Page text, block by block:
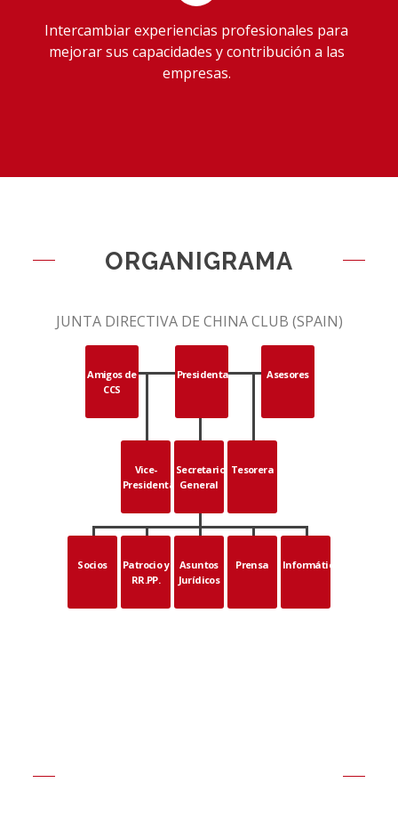
Intercambiar experiencias profesionales para
mejorar sus capacidades y contribución a las
empresas.
ORGANIGRAMA
JUNTA DIRECTIVA DE CHINA CLUB (SPAIN)
Amigos de
CCS
Presidenta Asesores
Vice-
Presidenta
Secretario
General
Tesorera
Socios
Patrocio y
RR.PP.
Asuntos
Jurídicos
Prensa Informática